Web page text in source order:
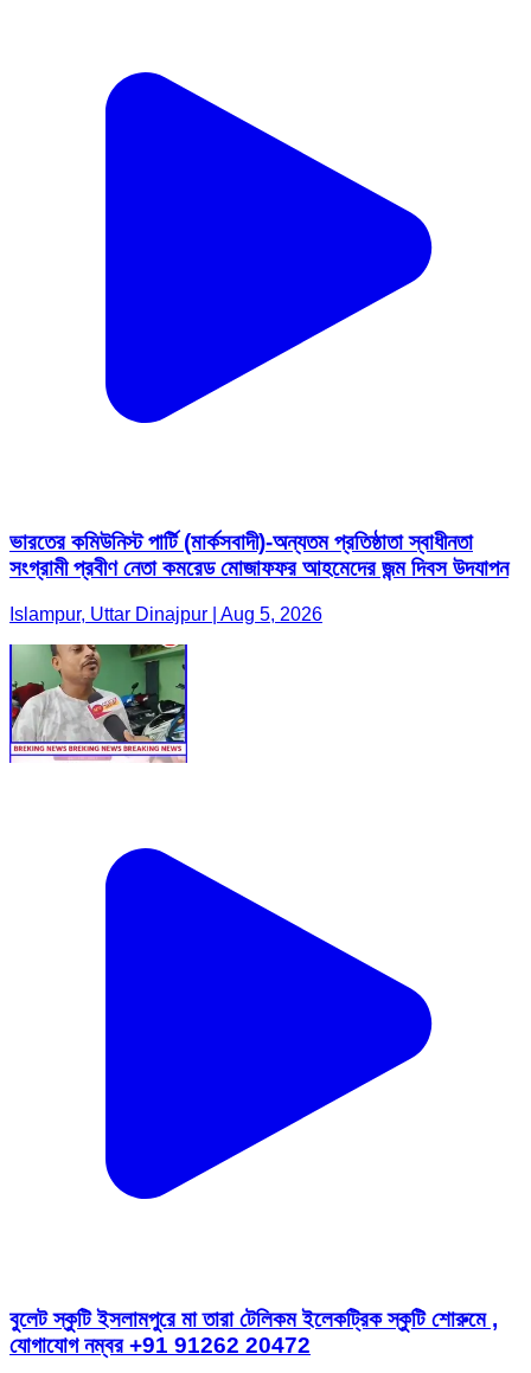
ভারতের কমিউনিস্ট পার্টি (মার্কসবাদী)-অন্যতম প্রতিষ্ঠাতা স্বাধীনতা
সংগ্রামী প্রবীণ নেতা কমরেড মোজাফফর আহমেদের জন্ম দিবস উদযাপন
Islampur, Uttar Dinajpur | Aug 5, 2026
বুলেট স্কুটি ইসলামপুরে মা তারা টেলিকম ইলেকট্রিক স্কুটি শোরুমে ,
যোগাযোগ নম্বর +91 91262 20472